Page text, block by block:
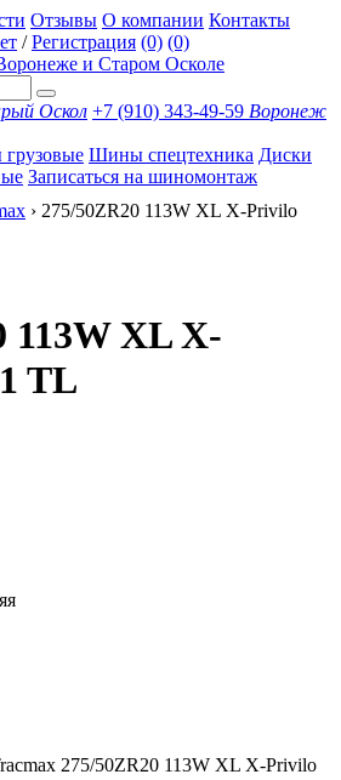
Отзывы О компании Контакты
/ Регистрация (0) (0)
Оскол +7 (910) 343-49-59 Воронеж
Шины спецтехника Диски
Записаться на шиномонтаж
› 275/50ZR20 113W XL X-Privilo
113W XL X-
TL
275/50ZR20 113W XL X-Privilo